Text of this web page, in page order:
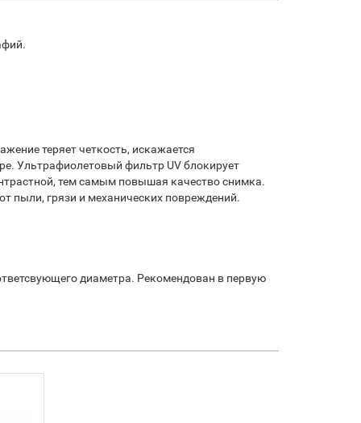
теряет четкость, искажается
Ультрафиолетовый фильтр UV блокирует
тем самым повышая качество снимка.
пыли, грязи и механических повреждений.
диаметра. Рекомендован в первую